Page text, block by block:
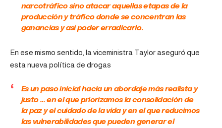
narcotráfico sino atacar aquellas etapas de la
producción y tráfico donde se concentran las
ganancias y así poder erradicarlo.
En ese mismo sentido, la viceministra Taylor aseguró que
esta nueva política de drogas
Es un paso inicial hacia un abordaje más realista y
justo … en el que priorizamos la consolidación de
la paz y el cuidado de la vida y en el que reducimos
las vulnerabilidades que pueden generar el